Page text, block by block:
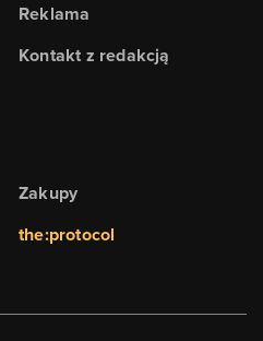
Reklama
Kontakt z redakcją
Zakupy
the:protocol